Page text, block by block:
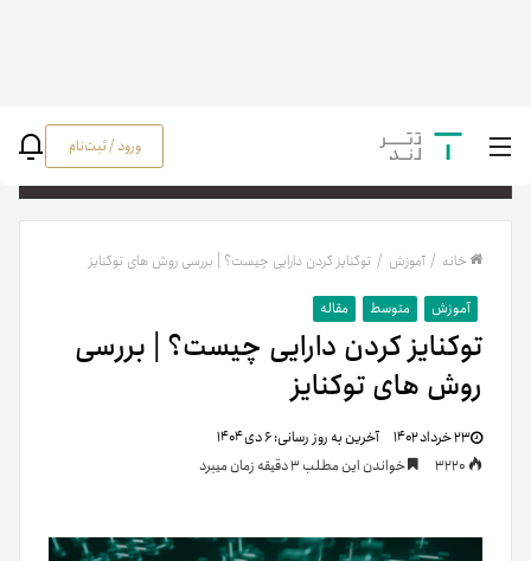
ورود / ثبت‌نام
خانه / آموزش / توکنایز کردن دارایی چیست؟ | بررسی روش های توکنایز
آموزش متوسط مقاله
توکنایز کردن دارایی چیست؟ | بررسی
روش های توکنایز
۲۳ خرداد ۱۴۰۲ آخرین به روز رسانی:۶ دی ۱۴۰۴
خواندن این مطلب 3 دقیقه زمان میبرد